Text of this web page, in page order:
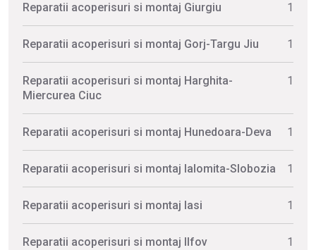
Reparatii acoperisuri si montaj Giurgiu 1
Reparatii acoperisuri si montaj Gorj-Targu Jiu 1
Reparatii acoperisuri si montaj Harghita-
Miercurea Ciuc
1
Reparatii acoperisuri si montaj Hunedoara-Deva 1
Reparatii acoperisuri si montaj Ialomita-Slobozia 1
Reparatii acoperisuri si montaj Iasi 1
Reparatii acoperisuri si montaj Ilfov 1